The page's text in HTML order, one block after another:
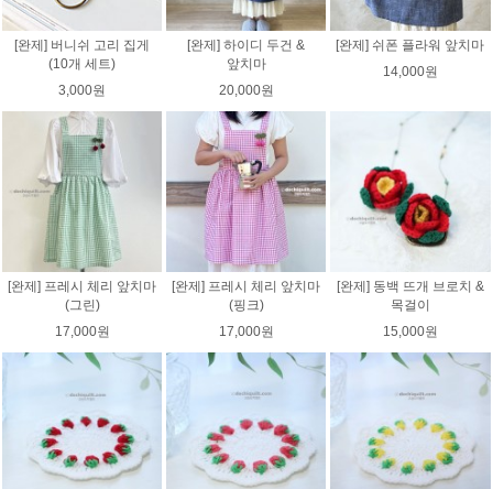
[완제] 버니쉬 고리 집게
(10개 세트)
3,000원
[완제] 하이디 두건 &
앞치마
20,000원
[완제] 쉬폰 플라워 앞치마
14,000원
[완제] 프레시 체리 앞치마
(그린)
17,000원
[완제] 프레시 체리 앞치마
(핑크)
17,000원
[완제] 동백 뜨개 브로치 &
목걸이
15,000원